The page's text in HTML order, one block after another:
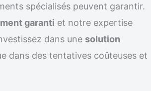
spécialisés peuvent garantir.
garanti et notre expertise
dans une solution
dans des tentatives coûteuses et